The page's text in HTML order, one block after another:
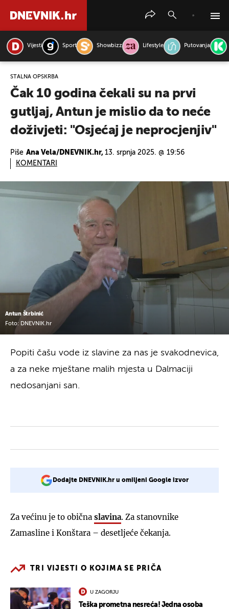
Vijesti Sport Showbizz Lifestyle Putovanja
STALNA OPSKRBA
Čak 10 godina čekali su na prvi
gutljaj, Antun je mislio da to neće
doživjeti: "Osjećaj je neprocjenjiv"
Piše Ana Vela/DNEVNIK.hr, 13. srpnja 2025. @ 19:56
KOMENTARI
Antun Štrbinić
Foto: DNEVNIK.hr
Popiti čašu vode iz slavine za nas je svakodnevica,
a za neke mještane malih mjesta u Dalmaciji
nedosanjani san.
Dodajte DNEVNIK.hr u omiljeni Google izvor
Za većinu je to obična slavina. Za stanovnike
Zamasline i Konštara – desetljeće čekanja.
TRI VIJESTI O KOJIMA SE PRIČA
U ZAGORJU
Teška prometna nesreća! Jedna osoba
PRETRAŽITE VIJESTI